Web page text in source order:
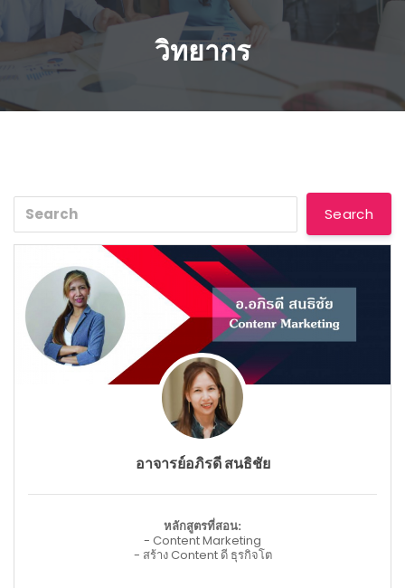
วิทยากร
อาจารย์อภิรดี สนธิชัย
หลักสูตรที่สอน:
- Content Marketing
- สร้าง Content ดี ธุรกิจโต